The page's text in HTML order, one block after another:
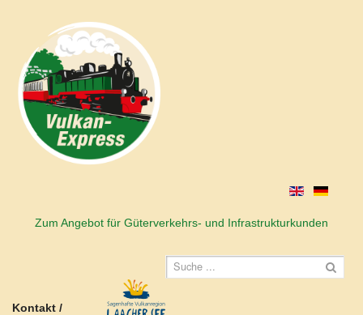
Zum Angebot für Güterverkehrs- und Infrastrukturkunden
Kontakt /